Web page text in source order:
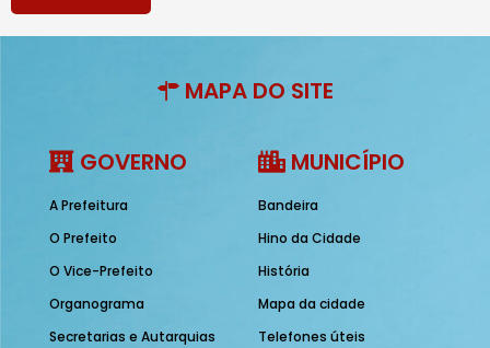
MAPA DO SITE
GOVERNO
A Prefeitura
O Prefeito
O Vice-Prefeito
Organograma
Secretarias e Autarquias
MUNICÍPIO
Bandeira
Hino da Cidade
História
Mapa da cidade
Telefones úteis